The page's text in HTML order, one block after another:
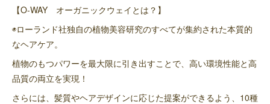
【O-WAY オーガニックウェイとは？】
◉ローランド社独自の植物美容研究のすべてが集約された本質的
なヘアケア。
植物のもつパワーを最大限に引き出すことで、高い環境性能と高
品質の両立を実現！
さらには、髪質やヘアデザインに応じた提案ができるよう、10種